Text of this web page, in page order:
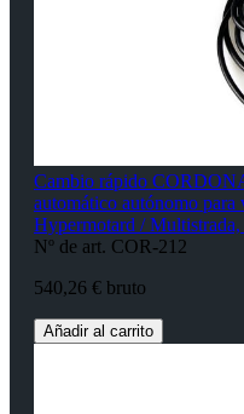
Cambio rápido
automático autónomo
Hypermotard / Multistrada,
Nº de art. COR-212
540,26 € bruto
Añadir al carrito